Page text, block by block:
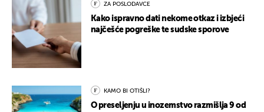
ZA POSLODAVCE
Kako ispravno dati nekome otkaz i izbjeći
najčešće pogreške te sudske sporove
KAMO BI OTIŠLI?
O preseljenju u inozemstvo razmišlja 9 od